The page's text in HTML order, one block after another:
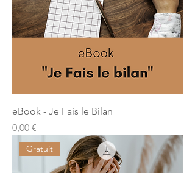
eBook - Je Fais le Bilan
Prix
0,00 €
Gratuit